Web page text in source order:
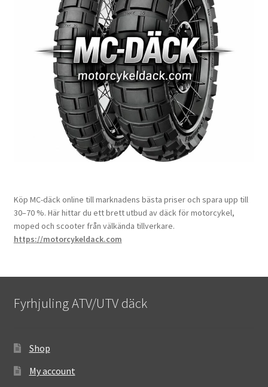
Köp MC-däck online till marknadens bästa priser och spara upp till
30–70 %. Här hittar du ett brett utbud av däck för motorcykel,
moped och scooter från välkända tillverkare.
https://motorcykeldack.com
Fyrhjuling ATV/UTV däck
Shop
My account